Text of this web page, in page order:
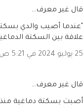
‏قال غير معرف…
"عندما أصيب والدي
علاقة بين السكتة
25 يوليو 2024 في 5:21 ص
‏قال غير معرف…
أصبت بسكتة دماغية